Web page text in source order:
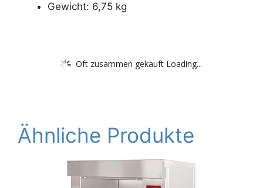
Gewicht: 6,75 kg
Oft zusammen gekauft Loading...
Ähnliche Produkte